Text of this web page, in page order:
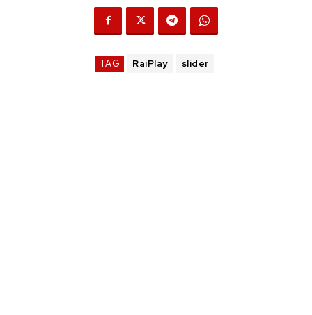
TAG RaiPlay slider